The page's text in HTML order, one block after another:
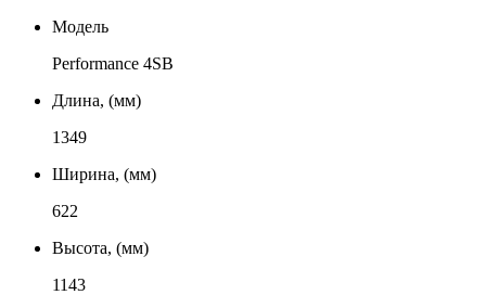
Модель
Performance 4SB
Длина, (мм)
1349
Ширина, (мм)
622
Высота, (мм)
1143